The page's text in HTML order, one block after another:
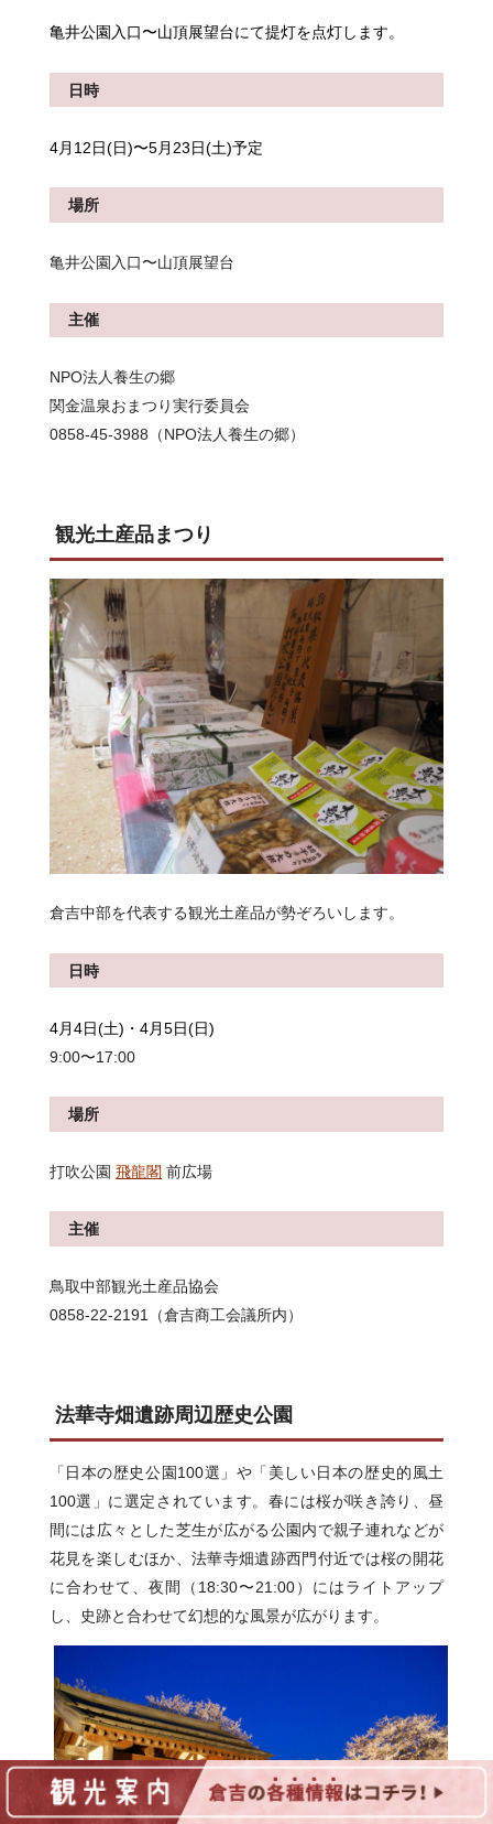
亀井公園入口〜山頂展望台にて提灯を点灯します。
日時
4月12日(日)〜5月23日(土)予定
場所
亀井公園入口〜山頂展望台
主催
NPO法人養生の郷
関金温泉おまつり実行委員会
0858-45-3988（NPO法人養生の郷）
観光土産品まつり
倉吉中部を代表する観光土産品が勢ぞろいします。
日時
4月4日(土)・4月5日(日)
9:00〜17:00
場所
打吹公園 飛龍閣 前広場
主催
鳥取中部観光土産品協会
0858-22-2191（倉吉商工会議所内）
法華寺畑遺跡周辺歴史公園
「日本の歴史公園100選」や「美しい日本の歴史的風土
100選」に選定されています。春には桜が咲き誇り、昼
間には広々とした芝生が広がる公園内で親子連れなどが
花見を楽しむほか、法華寺畑遺跡西門付近では桜の開花
に合わせて、夜間（18:30〜21:00）にはライトアップ
し、史跡と合わせて幻想的な風景が広がります。